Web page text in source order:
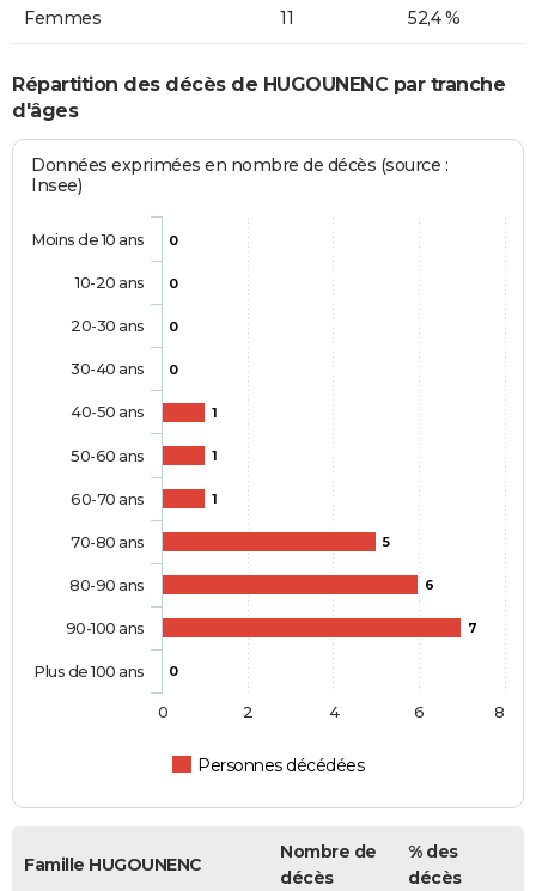
Femmes 11 52,4 %
Répartition des décès de HUGOUNENC par tranche
d'âges
Données exprimées en nombre de décès (source :
Insee)
0
0
0
0
1
1
1
5
6
7
0
Personnes décédées
Moins de 10 ans
10-20 ans
20-30 ans
30-40 ans
40-50 ans
50-60 ans
60-70 ans
70-80 ans
80-90 ans
90-100 ans
Plus de 100 ans
0 2 4 6 8
Famille HUGOUNENC
Nombre de
décès
% des
décès